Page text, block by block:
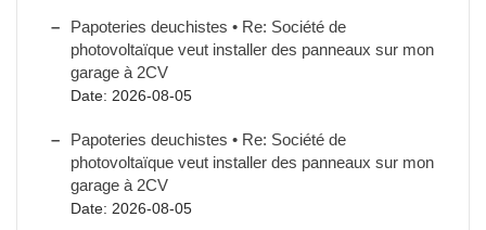
Papoteries deuchistes • Re: Société de
photovoltaïque veut installer des panneaux sur mon
garage à 2CV
Date: 2026-08-05
Papoteries deuchistes • Re: Société de
photovoltaïque veut installer des panneaux sur mon
garage à 2CV
Date: 2026-08-05